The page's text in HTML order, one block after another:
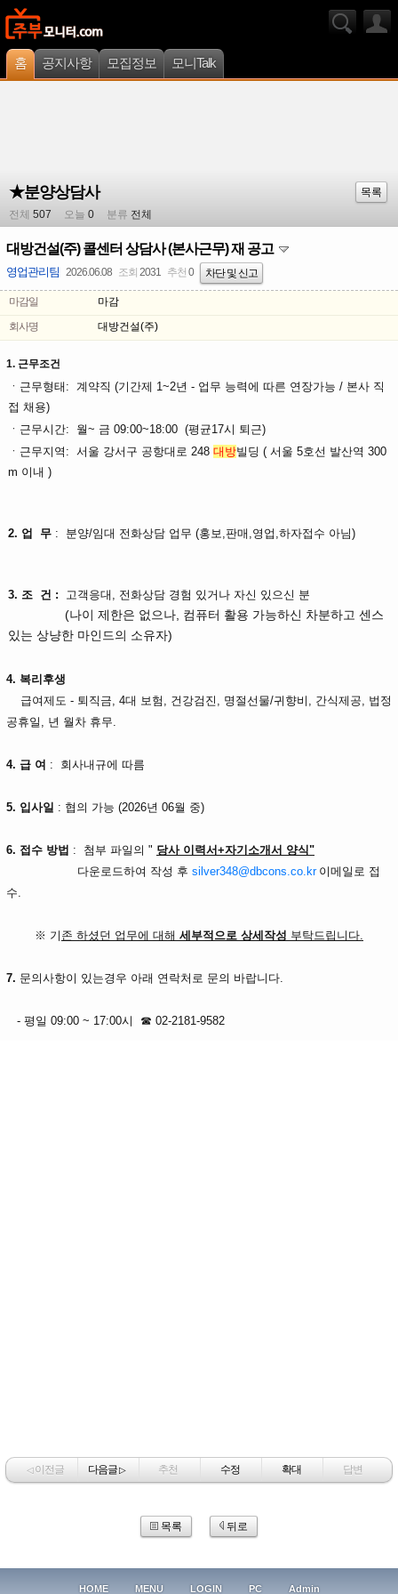
홈 공지사항 모집정보 모니Talk
★분양상담사
목록
전체 507 오늘 0 분류 전체
대방건설(주) 콜센터 상담사 (본사근무) 재 공고
영업관리팀 2026.06.08 조회 2031 추천 0 차단 및 신고
마감일
마감
회사명
대방건설(주)
1. 근무조건
ㆍ 근무형태 : 계약직 (기간제 1~2년 - 업무 능력에 따른 연장가능 / 본사 직
접 채용)
ㆍ 근무시간: 월~ 금 09:00~18:00 (평균17시 퇴근)
ㆍ 근무지역 : 서울 강서구 공항대로 248 대방빌딩 ( 서울 5호선 발산역 300
m 이내 )
2. 업 무 : 분양/임대 전화상담 업무 (홍보,판매,영업,하자접수 아님)
3. 조 건 : 고객응대, 전화상담 경험 있거나 자신 있으신 분
(나이 제한은 없으나, 컴퓨터 활용 가능하신 차분하고 센스
있는 상냥한 마인드의 소유자)
4. 복리후생
급여제도 - 퇴직금, 4대 보험, 건강검진, 명절선물/귀향비, 간식제공, 법정
공휴일, 년 월차 휴무.
4. 급 여 : 회사내규에 따름
5. 입사일 : 협의 가능 (2026년 06월 중)
6. 접수 방법 : 첨부 파일의 " 당사 이력서+자기소개서 양식"
다운로드하여 작성 후 silver348@dbcons.co.kr 이메일로 접
수.
※ 기 존 하셨던 업무에 대해 세부적으로 상세작성 부탁드립니다.
7. 문의사항이 있는경우 아래 연락처로 문의 바랍니다.
- 평일 09:00 ~ 17:00시 ☎ 02-2181-9582
◁이전글 다음글▷ 추천 수정 확대 답변
목록 뒤로
HOME MENU LOGIN PC Admin